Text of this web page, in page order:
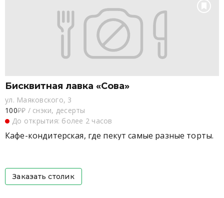
Бисквитная лавка «Сова»
ул. Маяковского, 3
100₽₽ / снэки, десерты
До открытия: более 2 часов
Кафе-кондитерская, где пекут самые разные торты.
Заказать столик